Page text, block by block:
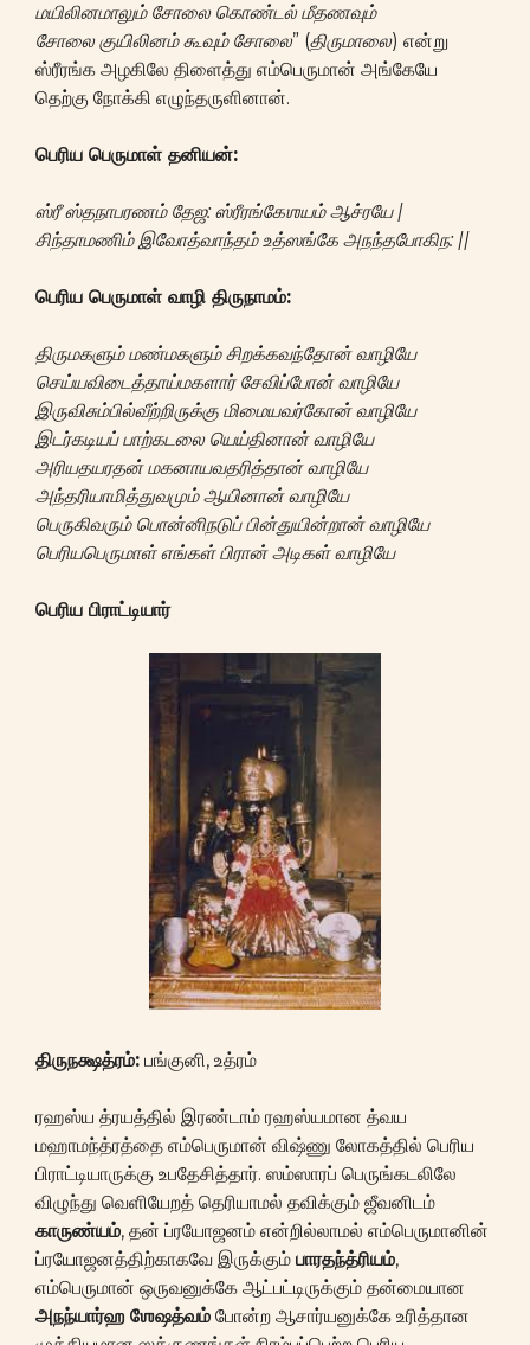
மயிலினமாலும் சோலை கொண்டல் மீதணவும்
சோலைகுயிலினம் கூவும் சோலை” (திருமாலை) என்று
ஸ்ரீரங்க அழகிலே திளைத்து எம்பெருமான் அங்கேயே
தெற்கு நோக்கி எழுந்தருளினான்.
பெரிய பெருமாள் தனியன்:
ஸ்ரீ ஸ்தநாபரணம் தேஜ: ஸ்ரீரங்கேஶயம் ஆச்ரயே |
சிந்தாமணிம் இவோத்வாந்தம் உத்ஸங்கே அநந்தபோகிந: ||
பெரிய பெருமாள் வாழி திருநாமம்:
திருமகளும் மண்மகளும் சிறக்கவந்தோன் வாழியே
செய்யவிடைத்தாய்மகளார் சேவிப்போன் வாழியே
இருவிசும்பில்வீற்றிருக்கு மிமையவர்கோன் வாழியே
இடர்கடியப் பாற்கடலை யெய்தினான் வாழியே
அரியதயரதன் மகனாயவதரித்தான் வாழியே
அந்தரியாமித்துவமும் ஆயினான் வாழியே
பெருகிவரும் பொன்னிநடுப் பின்துயின்றான் வாழியே
பெரியபெருமாள் எங்கள் பிரான் அடிகள் வாழியே
பெரிய பிராட்டியார்
திருநக்ஷத்ரம்: பங்குனி, உத்ரம்
ரஹஸ்ய த்ரயத்தில் இரண்டாம் ரஹஸ்யமான த்வய
மஹாமந்த்ரத்தை எம்பெருமான் விஷ்ணு லோகத்தில் பெரிய
பிராட்டியாருக்கு உபதேசித்தார். ஸம்ஸாரப் பெருங்கடலிலே
விழுந்து வெளியேறத் தெரியாமல் தவிக்கும் ஜீவனிடம்
காருண்யம், தன் ப்ரயோஜனம் என்றில்லாமல் எம்பெருமானின்
ப்ரயோஜனத்திற்காகவே இருக்கும் பாரதந்த்ரியம்,
எம்பெருமான் ஒருவனுக்கே ஆட்பட்டிருக்கும் தன்மையான
அநந்யார்ஹ ஶேஷத்வம் போன்ற ஆசார்யனுக்கே உரித்தான